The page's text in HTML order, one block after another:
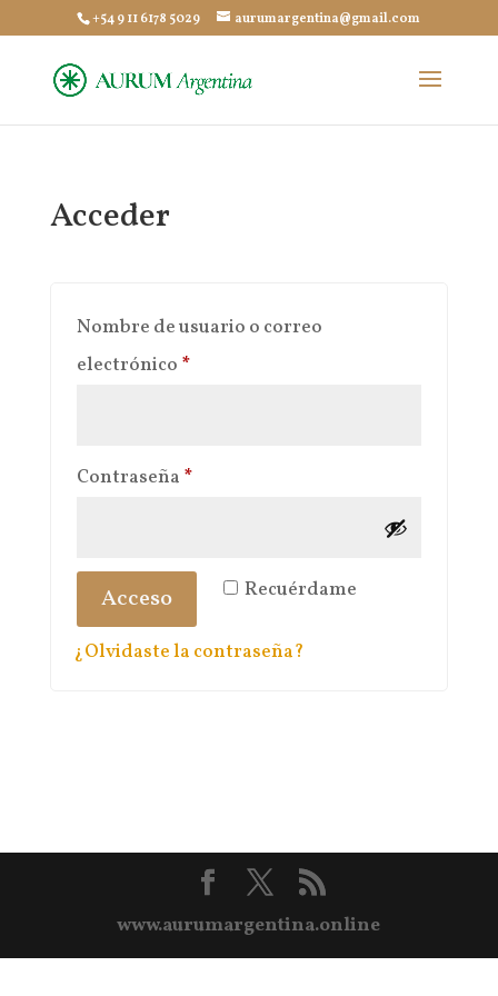
+54 9 11 6178 5029 aurumargentina@gmail.com
Acceder
Nombre de usuario o correo
electrónico *Obligatorio
Contraseña *Obligatorio
Recuérdame
Acceso
¿Olvidaste la contraseña?
www.aurumargentina.online